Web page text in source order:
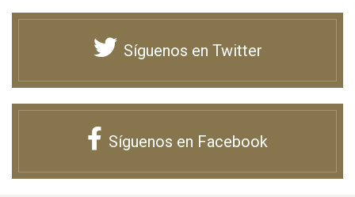
Síguenos en Twitter
Síguenos en Facebook